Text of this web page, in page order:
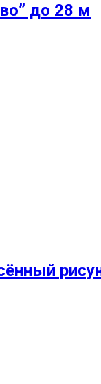
до 28 м